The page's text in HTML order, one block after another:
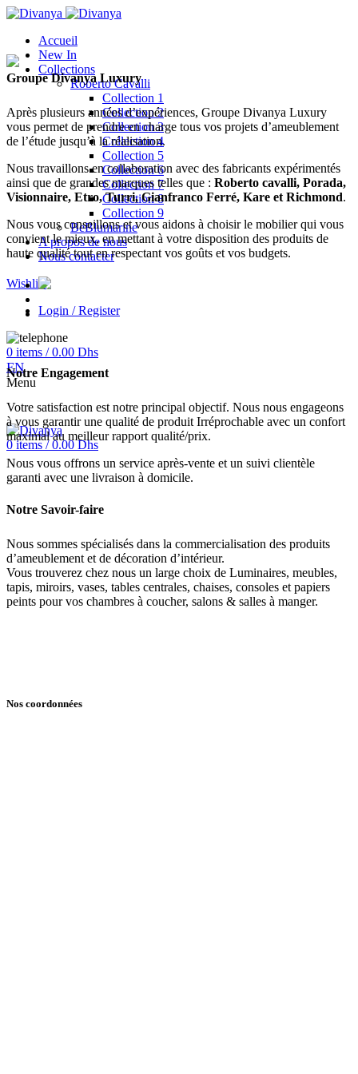
Accueil
New In
Collections
Roberto Cavalli
Collection 1
Collection 2
Collection 3
Collection 4
Collection 5
Collection 6
Collection 7
Collection 8
Collection 9
BeBlumarine
A propos de nous
Nous contacter
Wishlist
Login / Register
0 items / 0.00 Dhs
EN
Menu
0items / 0.00Dhs
Groupe Divanya Luxury
Après plusieurs années d’expériences, Groupe Divanya Luxury
vous permet de prendre en charge tous vos projets d’ameublement
de l’étude jusqu’à la réalisation.
Nous travaillons en collaboration avec des fabricants expérimentés
ainsi que de grandes marques telles que : Roberto cavalli, Porada,
Visionnaire, Etro, Turri, Gianfranco Ferré, Kare et Richmond.
Nous vous conseillons et vous aidons à choisir le mobilier qui vous
convient le mieux, en mettant à votre disposition des produits de
haute qualité tout en respectant vos goûts et vos budgets.
Notre Engagement
Votre satisfaction est notre principal objectif. Nous nous engageons
à vous garantir une qualité de produit Irréprochable avec un confort
maximal au meilleur rapport qualité/prix.
Nous vous offrons un service après-vente et un suivi clientèle
garanti avec une livraison à domicile.
Notre Savoir-faire
Nous sommes spécialisés dans la commercialisation des produits
d’ameublement et de décoration d’intérieur.
Vous trouverez chez nous un large choix de Luminaires, meubles,
tapis, miroirs, vases, tables centrales, chaises, consoles et papiers
peints pour vos chambres à coucher, salons & salles à manger.
Nos coordonnées